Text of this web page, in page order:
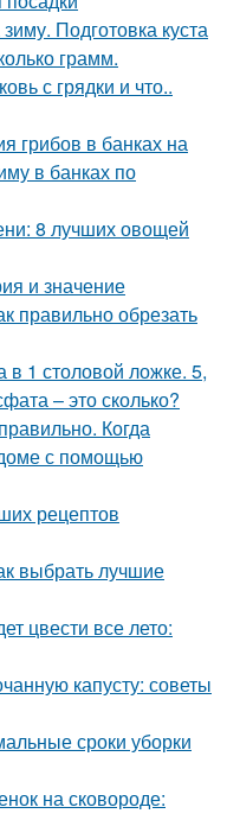
Подготовка куста
грамм.
с грядки и что..
грибов в банках на
в банках по
8 лучших овощей
и значение
правильно обрезать
1 столовой ложке. 5,
– это сколько?
Когда
с помощью
рецептов
выбрать лучшие
цвести все лето:
капусту: советы
сроки уборки
на сковороде: